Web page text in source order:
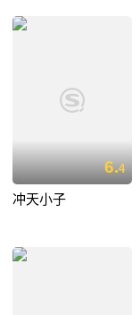
6.4
冲天小子